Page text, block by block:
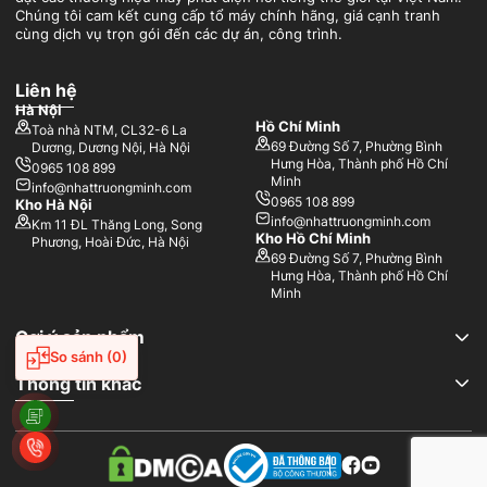
sử dụng điện năng từ hộ gia đình đến nhà máy sản xuất có quy mô
lớn. Đặc biệt, thiết bị đang được phân phối chính hãng tại Nhật
Trường Minh với mức giá cạnh tranh cùng nhiều chương trình ưu
và tiết kiệm chi phí cho mọi cá nhân, doanh nghiệp.
Máy phát điện Benzen Power đạt đầy đủ chứng nhận ISO, CO/CQ
Những ưu điểm vượt trội của máy phát điện Benzen
Power
So sánh (0)
Chúng tôi cam kết cung cấp tổ máy chính hãng, giá cạnh tranh
cùng dịch vụ trọn gói đến các dự án, công trình.
Liên hệ
Hà Nội
Toà nhà NTM, CL32-6 La
Dương, Dương Nội, Hà Nội
0965 108 899
info@nhattruongminh.com
Kho Hà Nội
Km 11 ĐL Thăng Long, Song
Phương, Hoài Đức, Hà Nội
Hồ Chí Minh
69 Đường Số 7, Phường Bình
Hưng Hòa, Thành phố Hồ Chí
Minh
0965 108 899
info@nhattruongminh.com
Kho Hồ Chí Minh
69 Đường Số 7, Phường Bình
Hưng Hòa, Thành phố Hồ Chí
Minh
Gợi ý sản phẩm
Thông tin khác